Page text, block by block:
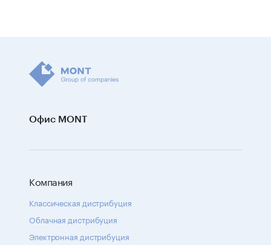
Офис MONT
Компания
Классическая дистрибуция
Облачная дистрибуция
Электронная дистрибуция